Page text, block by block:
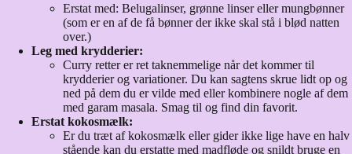
Erstat med: Belugalinser, grønne linser eller mungbønner
(som er en af de få bønner der ikke skal stå i blød natten
over.)
Leg med krydderier:
Curry retter er ret taknemmelige når det kommer til
krydderier og variationer. Du kan sagtens skrue lidt op og
ned på dem du er vilde med eller kombinere nogle af dem
med garam masala. Smag til og find din favorit.
Erstat kokosmælk:
Er du træt af kokosmælk eller gider ikke lige have en halv
stående kan du erstatte med madfløde og snildt bruge en